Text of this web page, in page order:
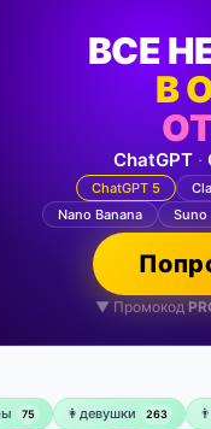
ВСЕ
В
ChatGPT·
ChatGPT 5
Nano Banana
Suno
▼ Промокод
75 👩девушки 263